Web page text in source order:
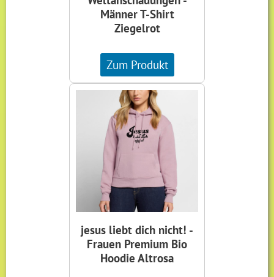
Männer T-Shirt
Ziegelrot
Zum Produkt
jesus liebt dich nicht! -
Frauen Premium Bio
Hoodie Altrosa